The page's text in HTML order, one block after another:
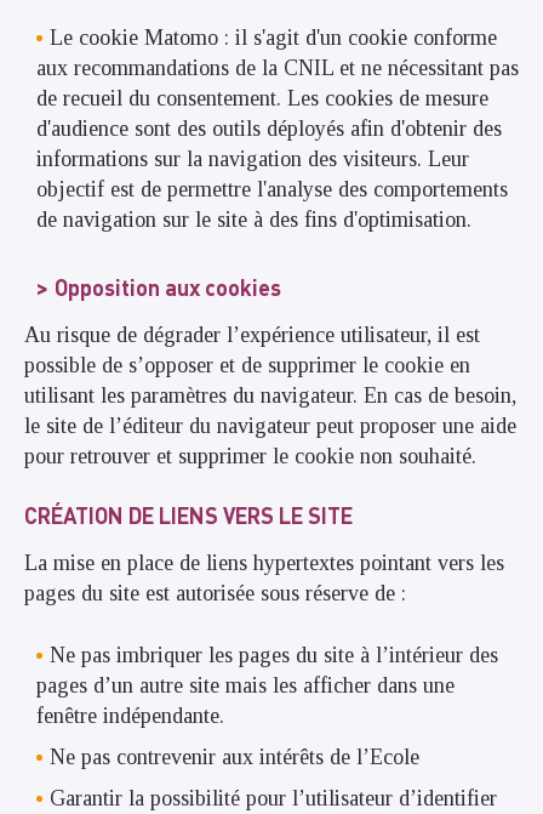
Le cookie Matomo : il s'agit d'un cookie conforme
aux recommandations de la CNIL et ne nécessitant pas
de recueil du consentement. Les cookies de mesure
d'audience sont des outils déployés afin d'obtenir des
informations sur la navigation des visiteurs. Leur
objectif est de permettre l'analyse des comportements
de navigation sur le site à des fins d'optimisation.
Opposition aux cookies
Au risque de dégrader l’expérience utilisateur, il est
possible de s’opposer et de supprimer le cookie en
utilisant les paramètres du navigateur. En cas de besoin,
le site de l’éditeur du navigateur peut proposer une aide
pour retrouver et supprimer le cookie non souhaité.
CRÉATION DE LIENS VERS LE SITE
La mise en place de liens hypertextes pointant vers les
pages du site est autorisée sous réserve de :
Ne pas imbriquer les pages du site à l’intérieur des
pages d’un autre site mais les afficher dans une
fenêtre indépendante.
Ne pas contrevenir aux intérêts de l’Ecole
Garantir la possibilité pour l’utilisateur d’identifier